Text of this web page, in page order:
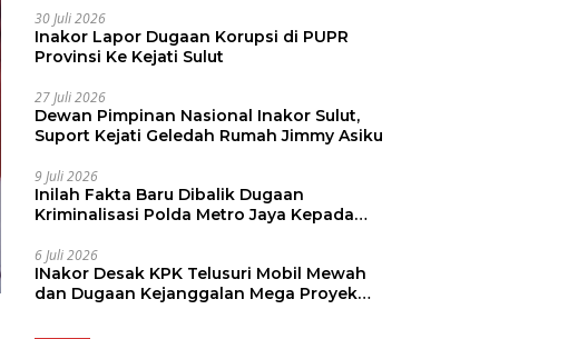
30 Juli 2026
Inakor Lapor Dugaan Korupsi di PUPR
Provinsi Ke Kejati Sulut
27 Juli 2026
Dewan Pimpinan Nasional Inakor Sulut,
Suport Kejati Geledah Rumah Jimmy Asiku
9 Juli 2026
Inilah Fakta Baru Dibalik Dugaan
Kriminalisasi Polda Metro Jaya Kepada
6 Juli 2026
INakor Desak KPK Telusuri Mobil Mewah
dan Dugaan Kejanggalan Mega Proyek